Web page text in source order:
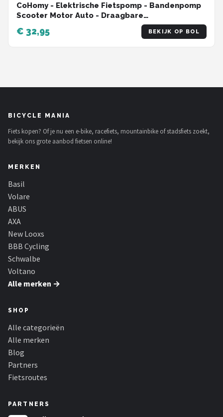
CoHomy - Elektrische Fietspomp - Bandenpomp
Scooter Motor Auto - Draagbare
luchtcompressor - Tot 10.8 bar - USB
oplaadbaar
€ 32,95 BEKIJK OP BOL
BICYCLE MANIA
Fiets kopen? Of je nu een e-bike, racefiets, mountainbike of stadsfiets zoekt,
bekijk ons grote aanbod fietsen online!
MERKEN
Basil
Volare
ABUS
AXA
New Looxs
BBB Cycling
Schwalbe
Voltano
Alle merken →
SHOP
Alle categorieën
Alle merken
Blog
Partners
Fietsroutes
PARTNERS